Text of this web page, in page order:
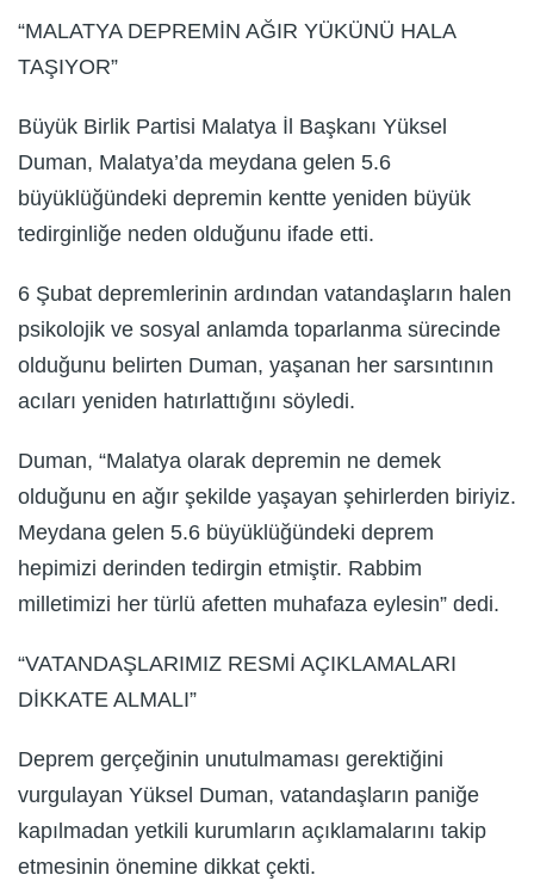
“MALATYA DEPREMİN AĞIR YÜKÜNÜ HALA
TAŞIYOR”
Büyük Birlik Partisi Malatya İl Başkanı Yüksel
Duman, Malatya’da meydana gelen 5.6
büyüklüğündeki depremin kentte yeniden büyük
tedirginliğe neden olduğunu ifade etti.
6 Şubat depremlerinin ardından vatandaşların halen
psikolojik ve sosyal anlamda toparlanma sürecinde
olduğunu belirten Duman, yaşanan her sarsıntının
acıları yeniden hatırlattığını söyledi.
Duman, “Malatya olarak depremin ne demek
olduğunu en ağır şekilde yaşayan şehirlerden biriyiz.
Meydana gelen 5.6 büyüklüğündeki deprem
hepimizi derinden tedirgin etmiştir. Rabbim
milletimizi her türlü afetten muhafaza eylesin” dedi.
“VATANDAŞLARIMIZ RESMİ AÇIKLAMALARI
DİKKATE ALMALI”
Deprem gerçeğinin unutulmaması gerektiğini
vurgulayan Yüksel Duman, vatandaşların paniğe
kapılmadan yetkili kurumların açıklamalarını takip
etmesinin önemine dikkat çekti.